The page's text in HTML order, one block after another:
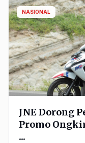
NASIONAL
JNE Dorong
Promo Ongkir
...